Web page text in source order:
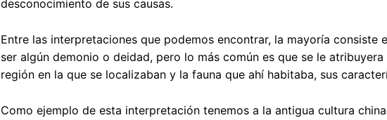
desconocimiento de sus causas.
Entre las interpretaciones que podemos encontrar, la mayoría
ser algún demonio o deidad, pero lo más común es que se le
región en la que se localizaban y la fauna que ahí habitaba, sus
Como ejemplo de esta interpretación tenemos a la antigua cultura